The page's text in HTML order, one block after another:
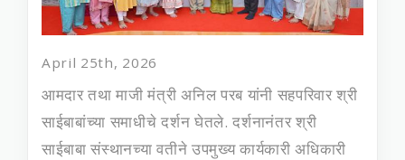
April 25th, 2026
आमदार तथा माजी मंत्री अनिल परब यांनी सहपरिवार श्री
साईबाबांच्या समाधीचे दर्शन घेतले. दर्शनानंतर श्री
साईबाबा संस्थानच्या वतीने उपमुख्य कार्यकारी अधिकारी